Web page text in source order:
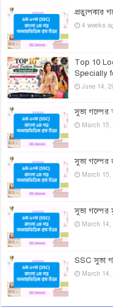
প্রত্যুপকার
4 weeks
Top 10
Specially
June 14,
সুভা গল্পের
March 15,
সুভা গল্পের
March 15,
সুভা গল্পের
March 14,
SSC সুভা
March 14,